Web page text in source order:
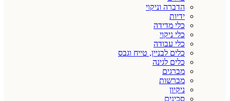
הדברה וניקוי
ידיות
כלי מדידה
כלי ניקוי
כלי עבודה
כלים לבניין, טייח וגבס
כלים לגינה
מברגים
מברשות
ניקיון
סכינים